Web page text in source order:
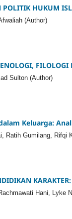
POLITIK HUKUM
(Author)
FILOLOGI
Sulton (Author)
Keluarga:
Ratih Gumilang, Rifqi
Hani, Lyke